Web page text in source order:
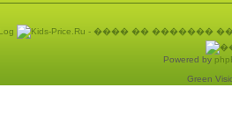
Powered by
Green